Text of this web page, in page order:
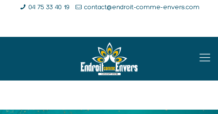
04 75 33 40 19 contact@endroit-comme-envers.com